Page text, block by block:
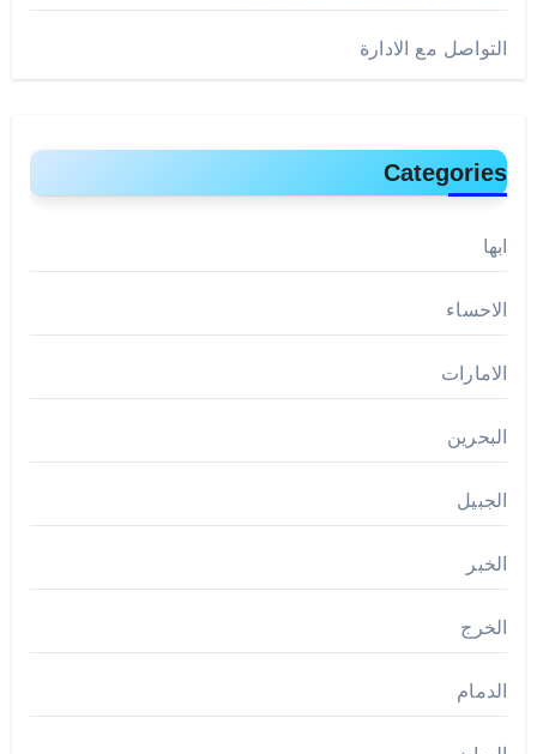
التواصل مع الادارة
Categories
ابها
الاحساء
الامارات
البحرين
الجبيل
الخبر
الخرج
الدمام